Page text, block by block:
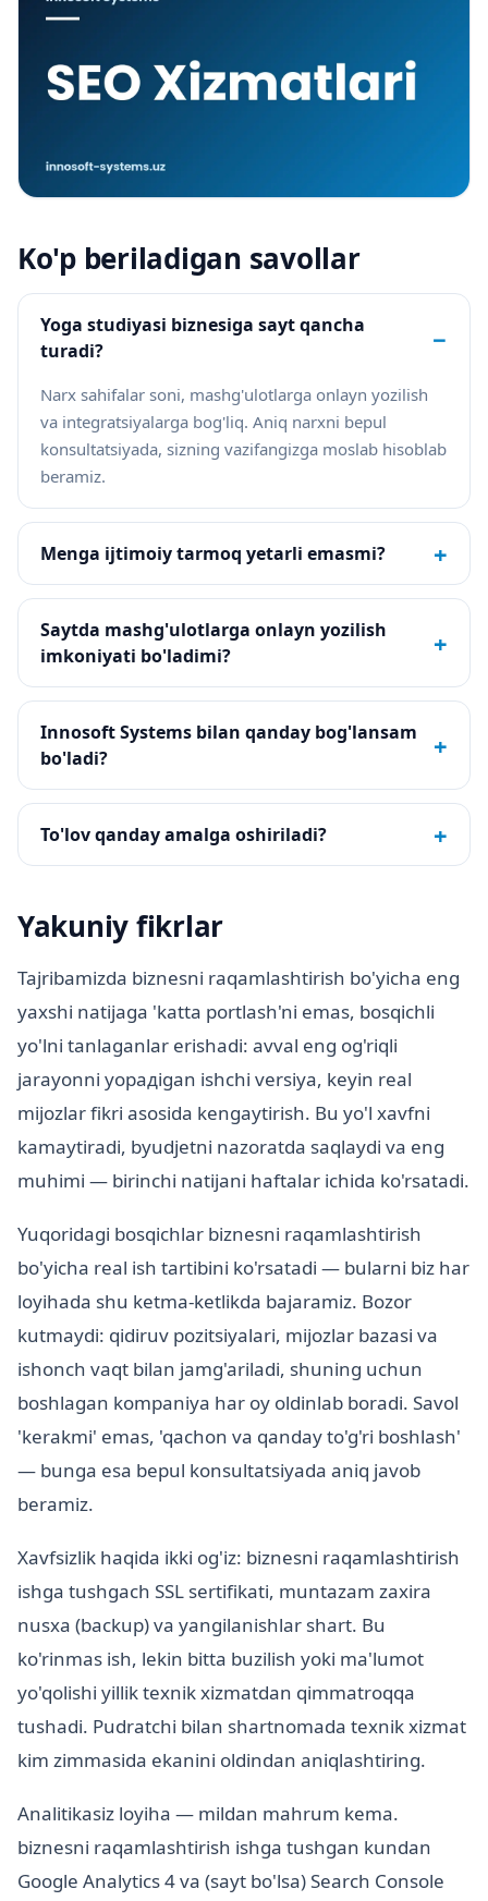
Ko'p beriladigan savollar
Yoga studiyasi biznesiga sayt qancha
turadi?
−
Narx sahifalar soni, mashg'ulotlarga onlayn yozilish
va integratsiyalarga bog'liq. Aniq narxni bepul
konsultatsiyada, sizning vazifangizga moslab hisoblab
beramiz.
Menga ijtimoiy tarmoq yetarli emasmi? +
Saytda mashg'ulotlarga onlayn yozilish
imkoniyati bo'ladimi?
+
Innosoft Systems bilan qanday bog'lansam
bo'ladi?
+
To'lov qanday amalga oshiriladi? +
Yakuniy fikrlar
Tajribamizda biznesni raqamlashtirish bo'yicha eng
yaxshi natijaga 'katta portlash'ni emas, bosqichli
yo'lni tanlaganlar erishadi: avval eng og'riqli
jarayonni yopадigan ishchi versiya, keyin real
mijozlar fikri asosida kengaytirish. Bu yo'l xavfni
kamaytiradi, byudjetni nazoratda saqlaydi va eng
muhimi — birinchi natijani haftalar ichida ko'rsatadi.
Yuqoridagi bosqichlar biznesni raqamlashtirish
bo'yicha real ish tartibini ko'rsatadi — bularni biz har
loyihada shu ketma-ketlikda bajaramiz. Bozor
kutmaydi: qidiruv pozitsiyalari, mijozlar bazasi va
ishonch vaqt bilan jamg'ariladi, shuning uchun
boshlagan kompaniya har oy oldinlab boradi. Savol
'kerakmi' emas, 'qachon va qanday to'g'ri boshlash'
— bunga esa bepul konsultatsiyada aniq javob
beramiz.
Xavfsizlik haqida ikki og'iz: biznesni raqamlashtirish
ishga tushgach SSL sertifikati, muntazam zaxira
nusxa (backup) va yangilanishlar shart. Bu
ko'rinmas ish, lekin bitta buzilish yoki ma'lumot
yo'qolishi yillik texnik xizmatdan qimmatroqqa
tushadi. Pudratchi bilan shartnomada texnik xizmat
kim zimmasida ekanini oldindan aniqlashtiring.
Analitikasiz loyiha — mildan mahrum kema.
biznesni raqamlashtirish ishga tushgan kundan
Google Analytics 4 va (sayt bo'lsa) Search Console